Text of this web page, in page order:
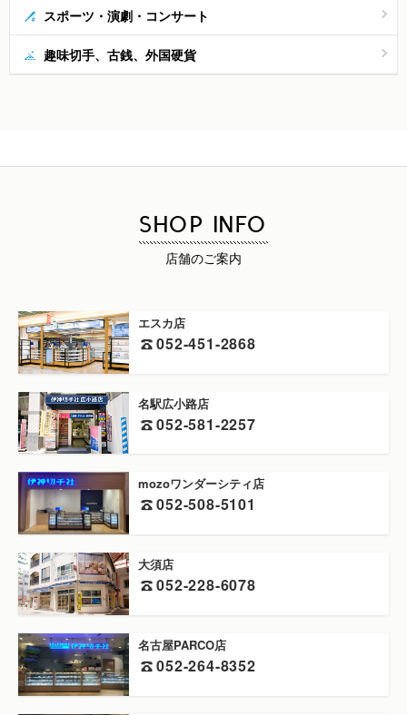
スポーツ・演劇・コンサート
趣味切手、古銭、外国硬貨
SHOP INFO
店舗のご案内
エスカ店
052-451-2868
名駅広小路店
052-581-2257
mozoワンダーシティ店
052-508-5101
大須店
052-228-6078
名古屋PARCO店
052-264-8352